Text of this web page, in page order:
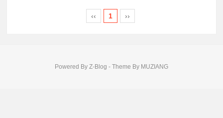
‹‹ 1 ››
Powered By Z-Blog - Theme By MUZIANG